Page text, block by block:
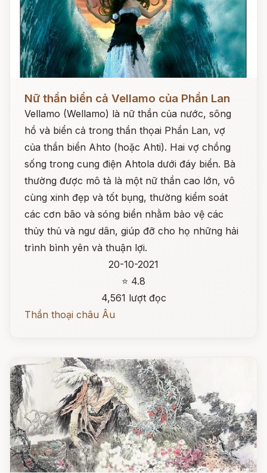
Nữ thần biển cả Vellamo của Phần Lan
Vellamo (Wellamo) là nữ thần của nước, sông
hồ và biển cả trong thần thọai Phần Lan, vợ
của thần biển Ahto (hoặc Ahti). Hai vợ chồng
sống trong cung điện Ahtola dưới đáy biển. Bà
thường được mô tả là một nữ thần cao lớn, vô
cùng xinh đẹp và tốt bụng, thường kiểm soát
các cơn bão và sóng biển nhằm bảo vệ các
thủy thủ và ngư dân, giúp đỡ cho họ những hải
trình bình yên và thuận lợi.
20-10-2021
⭐ 4.8
4,561 lượt đọc
Thần thoại châu Âu